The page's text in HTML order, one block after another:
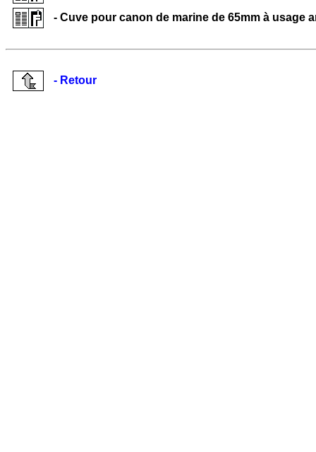
- Cuve pour canon de marine de 65mm à usage
- Retour